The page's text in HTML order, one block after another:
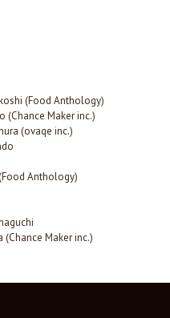
(Food Anthology)
(Chance Maker inc.)
(ovaqe inc.)
Anthology)
(Chance Maker inc.)